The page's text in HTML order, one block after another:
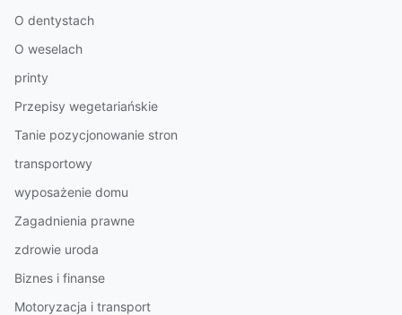
O dentystach
O weselach
printy
Przepisy wegetariańskie
Tanie pozycjonowanie stron
transportowy
wyposażenie domu
Zagadnienia prawne
zdrowie uroda
Biznes i finanse
Motoryzacja i transport